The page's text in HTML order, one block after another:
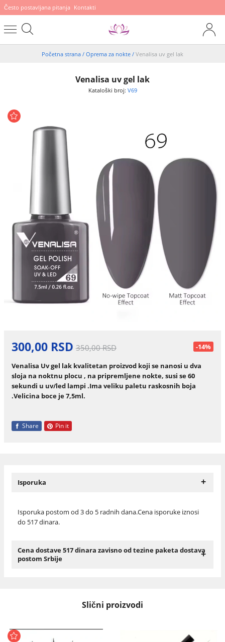
Često postavljana pitanja Kontakti
Početna strana / Oprema za nokte / Venalisa uv gel lak
Venalisa uv gel lak
Kataloški broj: V69
300,00 RSD 350,00 RSD -14%
Venalisa Uv gel lak kvalitetan proizvod koji se nanosi u dva
sloja na noktnu plocu , na pripremljene nokte, susi se 60
sekundi u uv/led lampi .Ima veliku paletu raskosnih boja
.Velicina boce je 7,5ml.
Share Pin it
Isporuka +
Isporuka postom od 3 do 5 radnih dana.Cena isporuke iznosi
do 517 dinara.
Cena dostave 517 dinara zavisno od tezine paketa dostava
postom Srbije
+
Slični proizvodi